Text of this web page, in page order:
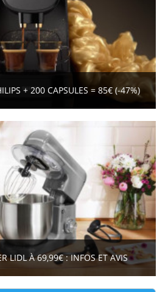
+ 200 CAPSULES = 85€ (-47%)
LIDL À 69,99€ : INFOS ET AVIS